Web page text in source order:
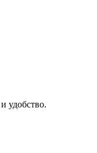
удобство.